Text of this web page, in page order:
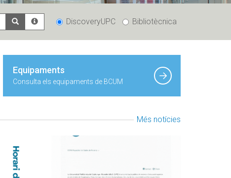
DiscoveryUPC Bibliotècnica
Equipaments
Consulta els equipaments de BCUM
Més notícies